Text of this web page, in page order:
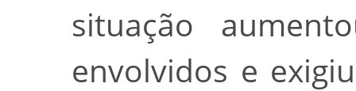
situação
envolvidos e